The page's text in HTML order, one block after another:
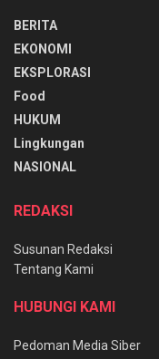
BERITA
EKONOMI
EKSPLORASI
Food
HUKUM
Lingkungan
NASIONAL
REDAKSI
Susunan Redaksi
Tentang Kami
HUBUNGI KAMI
Pedoman Media Siber